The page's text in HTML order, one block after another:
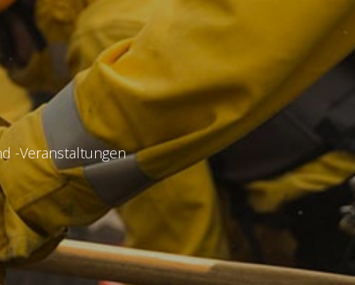
-Veranstaltungen